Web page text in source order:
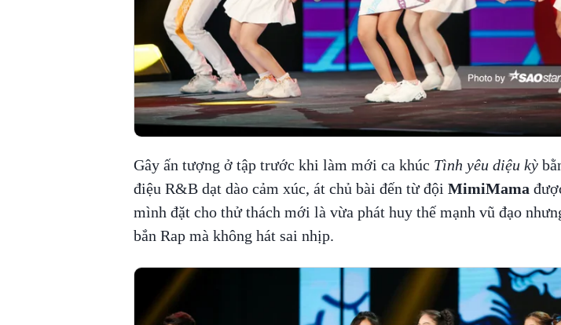
Gây ấn tượng ở tập trước khi làm mới ca khúc Tình yêu diệu kỳ
điệu R&B dạt dào cảm xúc, át chủ bài đến từ đội MimiMama
mình đặt cho thử thách mới là vừa phát huy thế mạnh vũ đạo
bắn Rap mà không hát sai nhịp.